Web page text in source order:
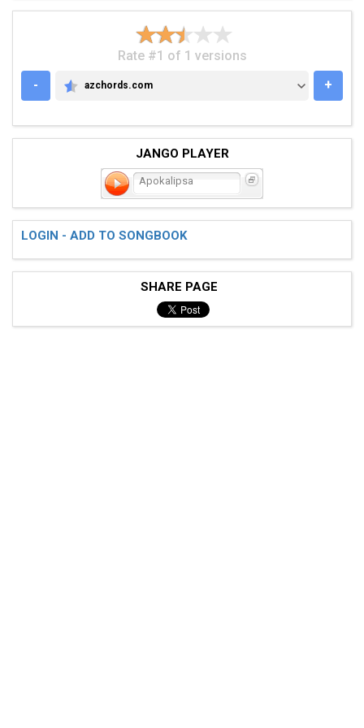
Rate #1 of 1 versions
-
AZCHORDS.COM
azchords.com +
JANGO PLAYER
Apokalipsa
LOGIN - ADD TO SONGBOOK
SHARE PAGE